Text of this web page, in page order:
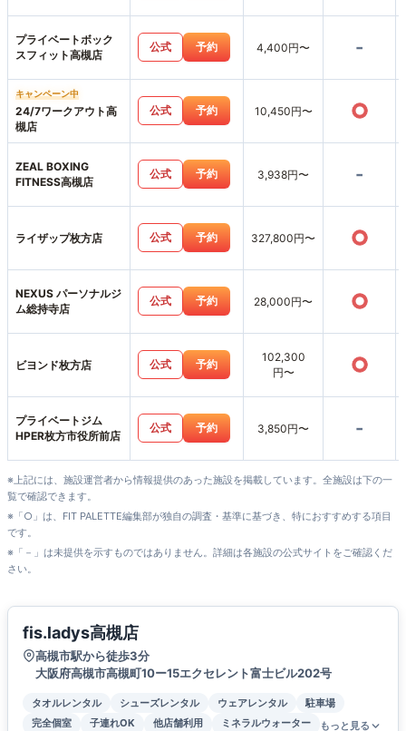
プライベートボック
スフィット高槻店
公式 予約 4,400円〜 -
キャンペーン中
24/7ワークアウト高
槻店
公式 予約 10,450円〜 ○
ZEAL BOXING
FITNESS高槻店
公式 予約 3,938円〜 -
ライザップ枚方店 公式 予約 327,800円〜 ○
NEXUS パーソナルジ
ム総持寺店
公式 予約 28,000円〜 ○
ビヨンド枚方店 公式 予約
102,300
円〜
○
プライベートジム
HPER枚方市役所前店
公式 予約 3,850円〜 -
※上記には、施設運営者から情報提供のあった施設を掲載しています。全施設は下の一
覧で確認できます。
※「○」は、FIT PALETTE編集部が独自の調査・基準に基づき、特におすすめする項目
です。
※「－」は未提供を示すものではありません。詳細は各施設の公式サイトをご確認くだ
さい。
fis.ladys高槻店
高槻市駅から徒歩3分
大阪府高槻市高槻町10ー15エクセレント富士ビル202号
タオルレンタル シューズレンタル ウェアレンタル
駐車場
完全個室
子連れOK 他店舗利用 ミネラルウォーター もっと見る